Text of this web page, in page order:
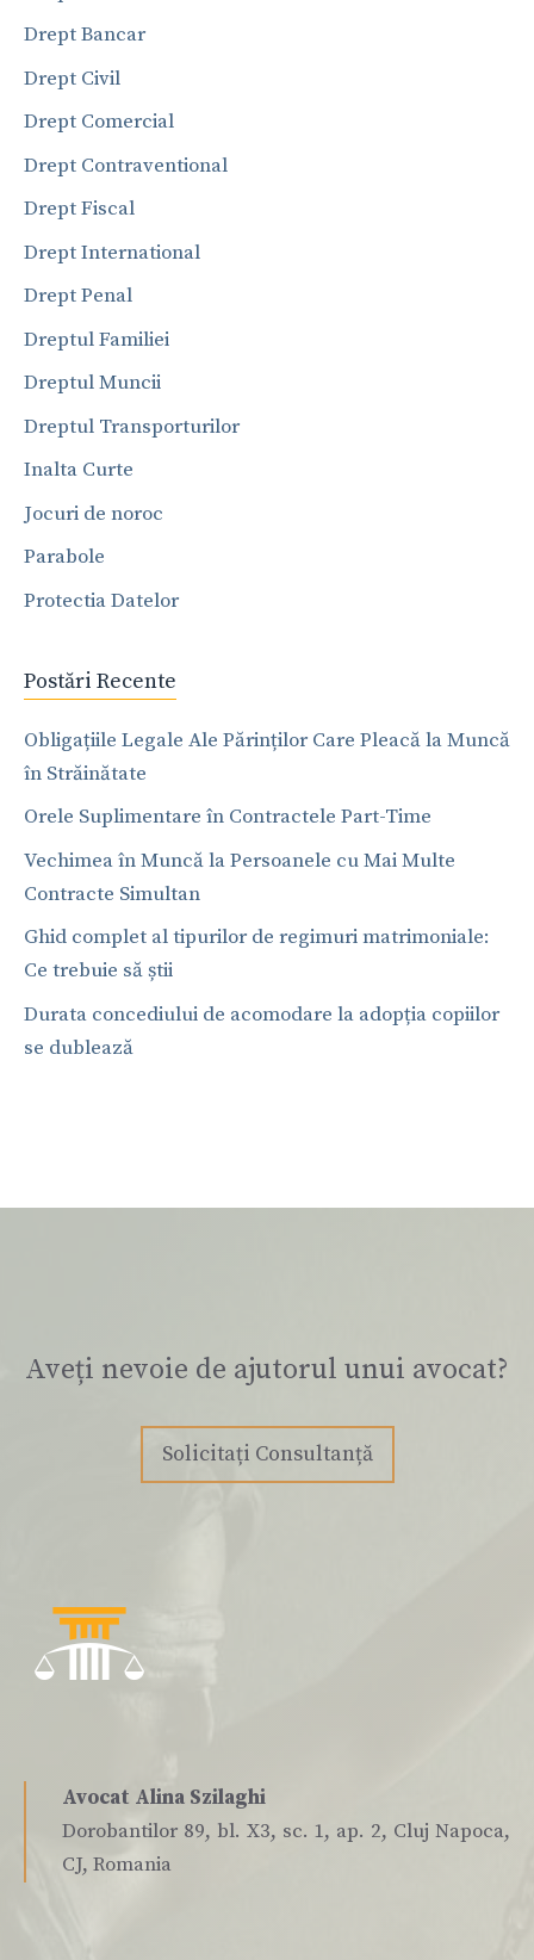
Drept Bancar
Drept Civil
Drept Comercial
Drept Contraventional
Drept Fiscal
Drept International
Drept Penal
Dreptul Familiei
Dreptul Muncii
Dreptul Transporturilor
Inalta Curte
Jocuri de noroc
Parabole
Protectia Datelor
Postări Recente
Obligațiile Legale Ale Părinților Care Pleacă la Muncă
în Străinătate
Orele Suplimentare în Contractele Part-Time
Vechimea în Muncă la Persoanele cu Mai Multe
Contracte Simultan
Ghid complet al tipurilor de regimuri matrimoniale:
Ce trebuie să știi
Durata concediului de acomodare la adopția copiilor
se dublează
Aveți nevoie de ajutorul unui avocat?
Solicitați Consultanță
Avocat Alina Szilaghi
Dorobantilor 89, bl. X3, sc. 1, ap. 2, Cluj Napoca,
CJ, Romania